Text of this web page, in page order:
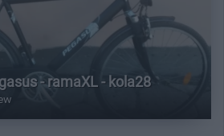
- ramaXL - kola28